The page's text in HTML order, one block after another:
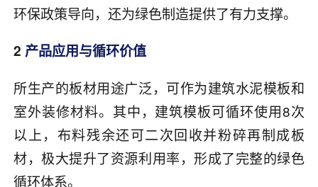
环保政策导向，还为绿色制造提供了有力支撑。
2 产品应用与循环价值
所生产的板材用途广泛，可作为建筑水泥模板和
室外装修材料。其中，建筑模板可循环使用8次
以上，布料残余还可二次回收并粉碎再制成板
材，极大提升了资源利用率，形成了完整的绿色
循环体系。